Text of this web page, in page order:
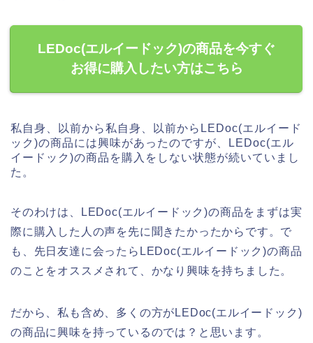
LEDoc(エルイードック)の商品を今すぐ
お得に購入したい方はこちら
私自身、以前から私自身、以前からLEDoc(エルイード
ック)の商品には興味があったのですが、LEDoc(エル
イードック)の商品を購入をしない状態が続いていまし
た。
そのわけは、LEDoc(エルイードック)の商品をまずは実
際に購入した人の声を先に聞きたかったからです。で
も、先日友達に会ったらLEDoc(エルイードック)の商品
のことをオススメされて、かなり興味を持ちました。
だから、私も含め、多くの方がLEDoc(エルイードック)
の商品に興味を持っているのでは？と思います。